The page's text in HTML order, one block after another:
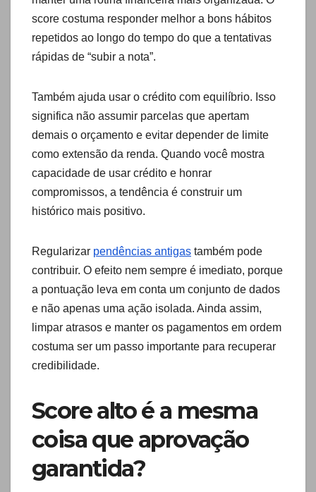
score costuma responder melhor a bons hábitos
repetidos ao longo do tempo do que a tentativas
rápidas de “subir a nota”.
Também ajuda usar o crédito com equilíbrio. Isso
significa não assumir parcelas que apertam
demais o orçamento e evitar depender de limite
como extensão da renda. Quando você mostra
capacidade de usar crédito e honrar
compromissos, a tendência é construir um
histórico mais positivo.
Regularizar pendências antigas também pode
contribuir. O efeito nem sempre é imediato, porque
a pontuação leva em conta um conjunto de dados
e não apenas uma ação isolada. Ainda assim,
limpar atrasos e manter os pagamentos em ordem
costuma ser um passo importante para recuperar
credibilidade.
Score alto é a mesma
coisa que aprovação
garantida?